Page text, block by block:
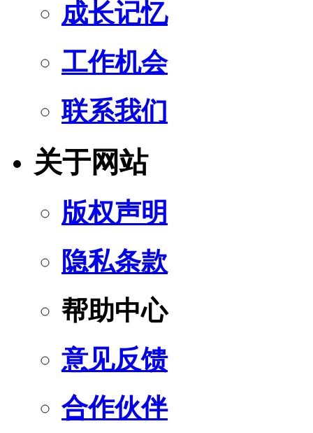
成长记忆
工作机会
联系我们
关于网站
版权声明
隐私条款
帮助中心
意见反馈
合作伙伴